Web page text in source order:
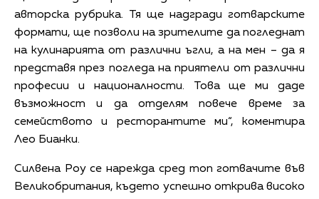
авторска рубрика. Тя ще надгради готварските
формати, ще позволи на зрителите да погледнат
на кулинарията от различни ъгли, а на мен – да я
представя през погледа на приятели от различни
професии и националности. Това ще ми даде
възможност и да отделям повече време за
семейството и ресторантите ми“, коментира
Лео Бианки.
Силвена Роу се нарежда сред топ готвачите във
Великобритания, където успешно открива високо